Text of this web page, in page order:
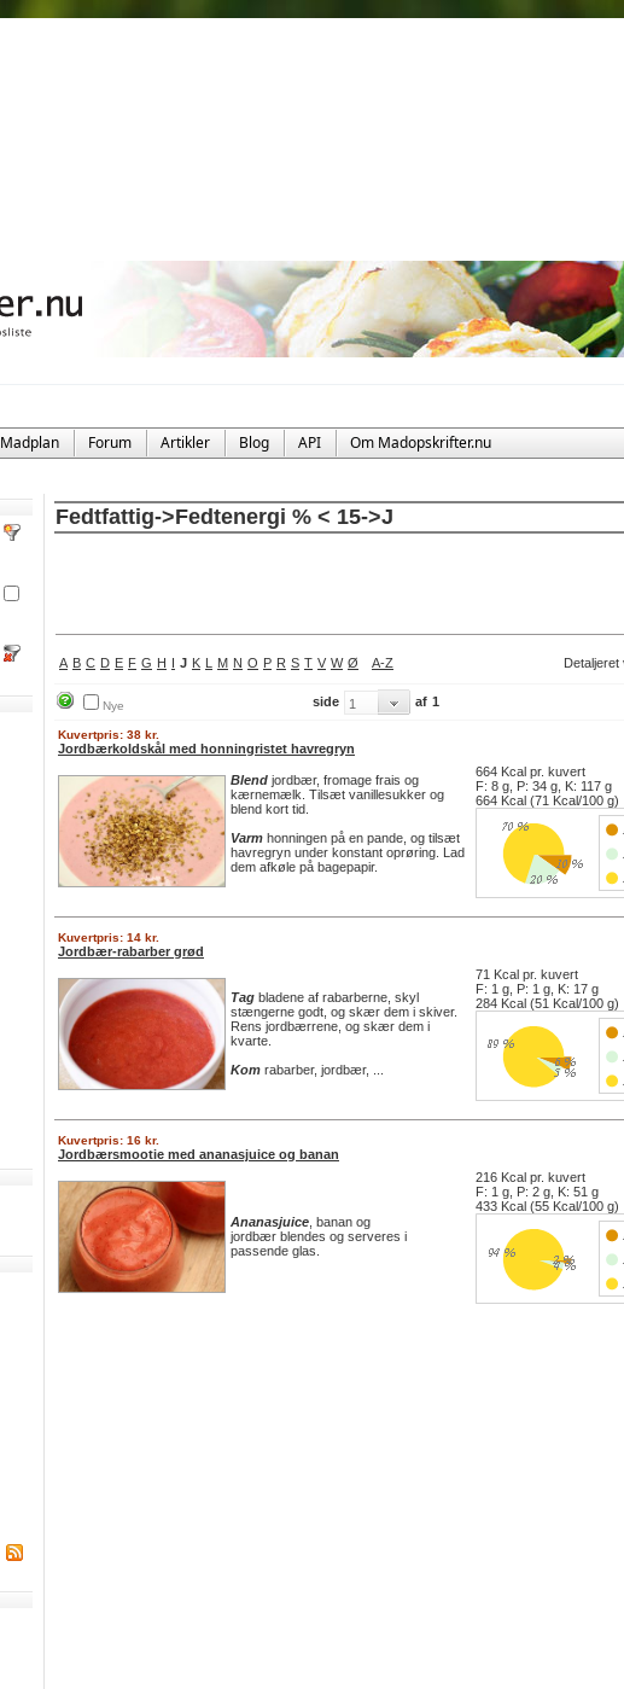
Madplan Forum Artikler Blog API Om Madopskrifter.nu
Fedtfattig->Fedtenergi % < 15->J
A B C D E F G H I J K L M N O P R S T V W Ø A-Z Detaljeret
Nye side af 1
Kuvertpris: 38 kr.
Jordbærkoldskål med honningristet havregryn
Blend jordbær, fromage frais og
kærnemælk. Tilsæt vanillesukker og
blend kort tid.
Varm honningen på en pande, og tilsæt
havregryn under konstant oprøring. Lad
dem afkøle på bagepapir.
664 Kcal pr. kuvert
F: 8 g, P: 34 g, K: 117 g
664 Kcal (71 Kcal/100 g)
Kuvertpris: 14 kr.
Jordbær-rabarber grød
Tag bladene af rabarberne, skyl
stængerne godt, og skær dem i skiver.
Rens jordbærrene, og skær dem i
kvarte.
Kom rabarber, jordbær, ...
71 Kcal pr. kuvert
F: 1 g, P: 1 g, K: 17 g
284 Kcal (51 Kcal/100 g)
Kuvertpris: 16 kr.
Jordbærsmootie med ananasjuice og banan
Ananasjuice , banan og
jordbær blendes og serveres i
passende glas.
216 Kcal pr. kuvert
F: 1 g, P: 2 g, K: 51 g
433 Kcal (55 Kcal/100 g)